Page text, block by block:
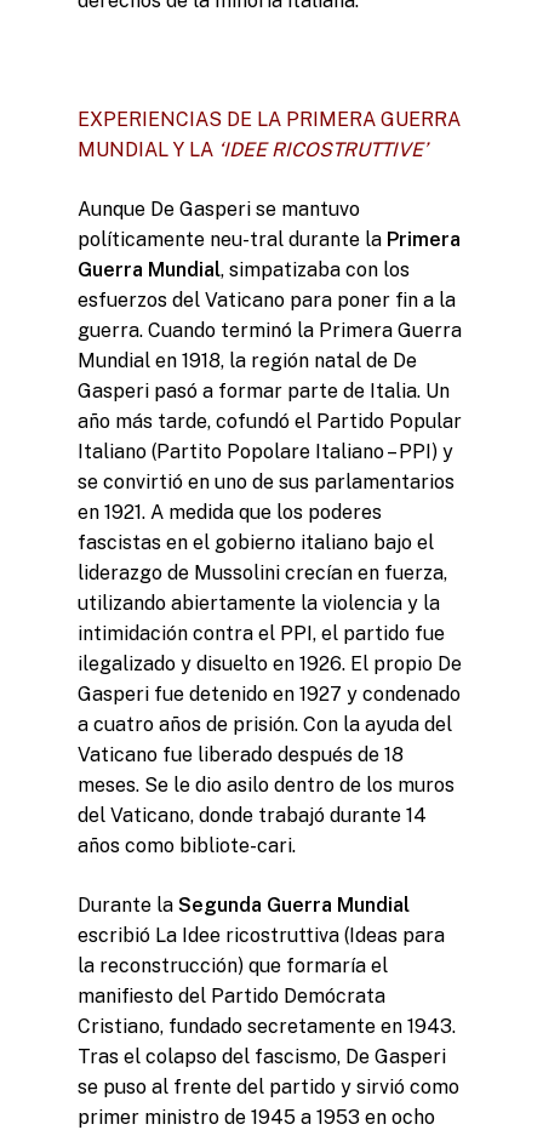
EXPERIENCIAS DE LA PRIMERA GUERRA
MUNDIAL Y LA ‘IDEE RICOSTRUTTIVE’
Aunque De Gasperi se mantuvo
políticamente neu-tral durante la Primera
Guerra Mundial, simpatizaba con los
esfuerzos del Vaticano para poner fin a la
guerra. Cuando terminó la Primera Guerra
Mundial en 1918, la región natal de De
Gasperi pasó a formar parte de Italia. Un
año más tarde, cofundó el Partido Popular
Italiano (Partito Popolare Italiano – PPI) y
se convirtió en uno de sus parlamentarios
en 1921. A medida que los poderes
fascistas en el gobierno italiano bajo el
liderazgo de Mussolini crecían en fuerza,
utilizando abiertamente la violencia y la
intimidación contra el PPI, el partido fue
ilegalizado y disuelto en 1926. El propio De
Gasperi fue detenido en 1927 y condenado
a cuatro años de prisión. Con la ayuda del
Vaticano fue liberado después de 18
meses. Se le dio asilo dentro de los muros
del Vaticano, donde trabajó durante 14
años como bibliote-cari.
Durante la Segunda Guerra Mundial
escribió La Idee ricostruttiva (Ideas para
la reconstrucción) que formaría el
manifiesto del Partido Demócrata
Cristiano, fundado secretamente en 1943.
Tras el colapso del fascismo, De Gasperi
se puso al frente del partido y sirvió como
primer ministro de 1945 a 1953 en ocho